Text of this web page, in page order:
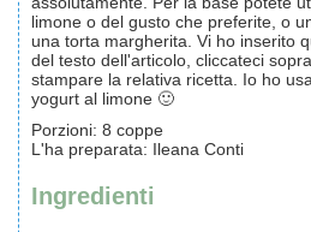
limone o del gusto che preferite, o
una torta margherita. Vi ho inserito
del testo dell'articolo, cliccateci
stampare la relativa ricetta. Io ho
yogurt al limone 🙂
Porzioni: 8 coppe
L'ha preparata: Ileana Conti
Ingredienti